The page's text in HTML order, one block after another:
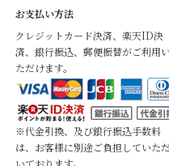
お支払い方法
クレジットカード決済、楽天ID決
済、銀行振込、郵便振替がご利用い
ただけます。
※代金引換、及び銀行振込手数料
は、お客様に別途ご負担していただ
いております。